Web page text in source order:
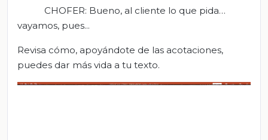
CHOFER: Bueno, al cliente lo que pida…
vayamos, pues...
Revisa cómo, apoyándote de las acotaciones,
puedes dar más vida a tu texto.